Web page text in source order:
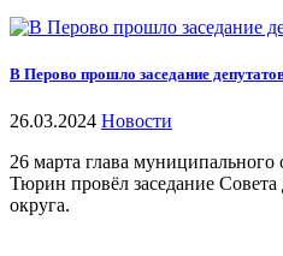
В Перово прошло заседание
26.03.2024 Новости
26 марта глава
Тюрин провёл заседание
округа.